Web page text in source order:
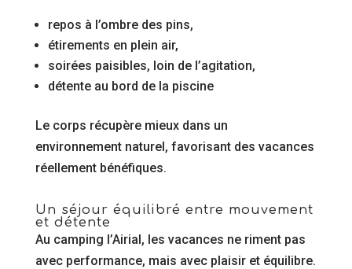
repos à l’ombre des pins,
étirements en plein air,
soirées paisibles, loin de l’agitation,
détente au bord de la piscine
Le corps récupère mieux dans un
environnement naturel, favorisant des vacances
réellement bénéfiques.
Un séjour équilibré entre mouvement
et détente
Au camping l’Airial, les vacances ne riment pas
avec performance, mais avec plaisir et équilibre.